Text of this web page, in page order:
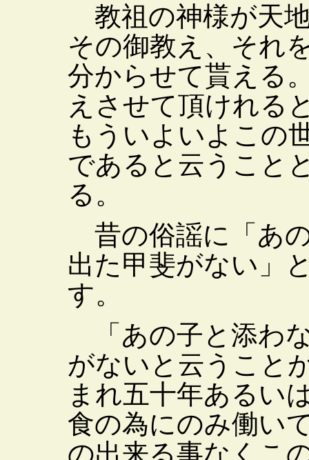
教祖の神様が天
その御教え、それ
分からせて貰える
えさせて頂けれる
もういよいよこの
であると云うこと
る。
昔の俗謡に「あ
出た甲斐がない」
す。
「あの子と添わ
がないと云うこと
まれ五十年あるい
食の為にのみ働い
の出来る事なくこ